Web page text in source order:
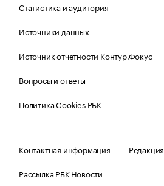
Статистика и аудитория
Источники данных
Источник отчетности Контур.Фокус
Вопросы и ответы
Политика Cookies РБК
Контактная информация
Редакция
Рассылка РБК Новости